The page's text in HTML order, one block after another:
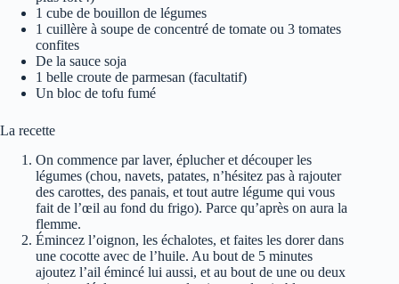
1 cube de bouillon de légumes
1 cuillère à soupe de concentré de tomate ou 3 tomates
confites
De la sauce soja
1 belle croute de parmesan (facultatif)
Un bloc de tofu fumé
La recette
On commence par laver, éplucher et découper les
légumes (chou, navets, patates, n’hésitez pas à rajouter
des carottes, des panais, et tout autre légume qui vous
fait de l’œil au fond du frigo). Parce qu’après on aura la
flemme.
Émincez l’oignon, les échalotes, et faites les dorer dans
une cocotte avec de l’huile. Au bout de 5 minutes
ajoutez l’ail émincé lui aussi, et au bout de une ou deux